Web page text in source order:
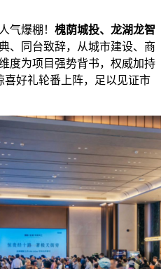
气爆棚！ 槐荫城投、龙湖龙智
、同台致辞，从城市建设、商
度为项目强势背书，权威加持
好礼轮番上阵，足以见证市